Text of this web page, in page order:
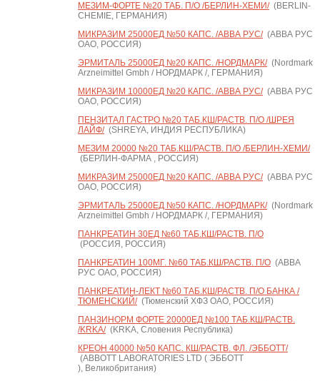
МЕЗИМ-ФОРТЕ №20 ТАБ. П/О /БЕРЛИН-ХЕМИ/(BERLIN-
CHEMIE, ГЕРМАНИЯ)
МИКРАЗИМ 25000ЕД №50 КАПС. /АВВА РУС/(АВВА РУС
ОАО, РОССИЯ)
ЭРМИТАЛЬ 25000ЕД №20 КАПС. /НОРДМАРК/(Nordmark
Arzneimittel Gmbh / НОРДМАРК /, ГЕРМАНИЯ)
МИКРАЗИМ 10000ЕД №20 КАПС. /АВВА РУС/(АВВА РУС
ОАО, РОССИЯ)
ПЕНЗИТАЛ ГАСТРО №20 ТАБ.КШ/РАСТВ. П/О /ШРЕЯ
ЛАЙФ/(SHREYA, ИНДИЯ РЕСПУБЛИКА)
МЕЗИМ 20000 №20 ТАБ.КШ/РАСТВ. П/О /БЕРЛИН-ХЕМИ/
(БЕРЛИН-ФАРМА , РОССИЯ)
МИКРАЗИМ 25000ЕД №20 КАПС. /АВВА РУС/(АВВА РУС
ОАО, РОССИЯ)
ЭРМИТАЛЬ 25000ЕД №50 КАПС. /НОРДМАРК/(Nordmark
Arzneimittel Gmbh / НОРДМАРК /, ГЕРМАНИЯ)
ПАНКРЕАТИН 30ЕД №60 ТАБ.КШ/РАСТВ. П/О
(РОССИЯ, РОССИЯ)
ПАНКРЕАТИН 100МГ. №60 ТАБ.КШ/РАСТВ. П/О(АВВА
РУС ОАО, РОССИЯ)
ПАНКРЕАТИН-ЛЕКТ №60 ТАБ.КШ/РАСТВ. П/О БАНКА /
ТЮМЕНСКИЙ/(Тюменский ХФЗ ОАО, РОССИЯ)
ПАНЗИНОРМ ФОРТЕ 20000ЕД №100 ТАБ.КШ/РАСТВ.
/KRKA/(KRKA, Словения Республика)
КРЕОН 40000 №50 КАПС. КШ/РАСТВ. ФЛ. /ЭББОТТ/
(ABBOTT LABORATORIES LTD ( ЭББОТТ
), Великобритания)